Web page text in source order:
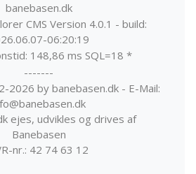
banebasen.dk
CMS Version 4.0.1 - build:
06:20:19
148,86 ms SQL=18 *
-------
2026 by banebasen.dk - E-Mail:
ejes, udvikles og drives af
Banebasen
nr.: 42 74 63 12